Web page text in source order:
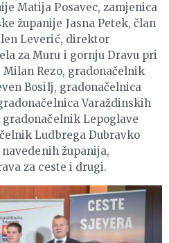
Matija Posavec, zamjenica
županije Jasna Petek, član
Leverić, direktor
za Muru i gornju Dravu pri
Rezo, gradonačelnik
Bosilj, gradonačelnica
Varaždinskih
Lepoglave
Ludbrega Dubravko
županija,
za ceste i drugi.